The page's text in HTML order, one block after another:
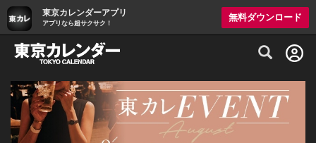
東京カレンダーアプリ
アプリなら超サクサク！
無料ダウンロード
グルメ情報・プレミアムレストラン予約